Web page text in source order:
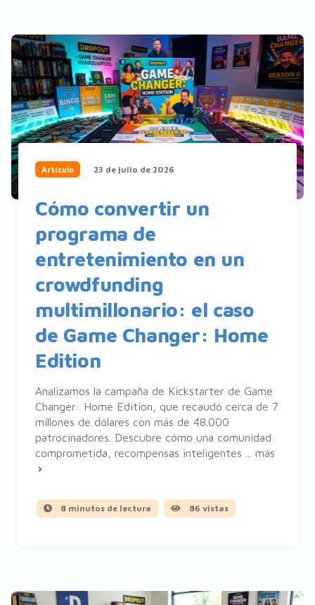
Artículo 23 de julio de 2026
Cómo convertir un
programa de
entretenimiento en un
crowdfunding
multimillonario: el caso
de Game Changer: Home
Edition
Analizamos la campaña de Kickstarter de Game
Changer: Home Edition, que recaudó cerca de 7
millones de dólares con más de 48.000
patrocinadores. Descubre cómo una comunidad
comprometida, recompensas inteligentes ... más
8 minutos de lectura 86 vistas